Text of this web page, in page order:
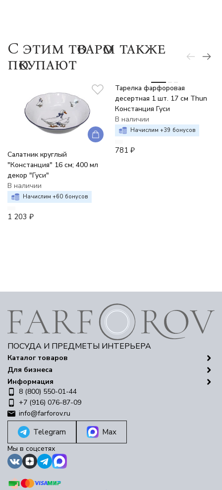
C этим товаром также
покупают
Салатник круглый
"Констанция" 16 см; 400 мл
декор "Гуси"
В наличии
Начислим +60 бонусов
1 203 ₽
Тарелка фарфоровая
десертная 1 шт. 17 см Thun
Констанция Гуси
В наличии
Начислим +39 бонусов
781 ₽
ПОСУДА И ПРЕДМЕТЫ ИНТЕРЬЕРА
Каталог товаров
Для бизнеса
Информация
8 (800) 550-01-44
+7 (916) 076-87-09
info@farforov.ru
Telegram Max
Мы в соцсетях